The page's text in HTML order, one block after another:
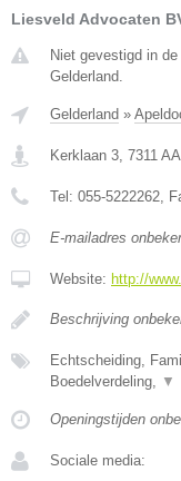
Liesveld Advocaten
Niet gevestigd in
Gelderland.
Gelderland »
Kerklaan 3, 7311 AA
Tel: 055-5222262,
E-mailadres
Website: http://
Beschrijving
Echtscheiding,
Boedelverdeling, ▼
Openingstijden
Sociale media: